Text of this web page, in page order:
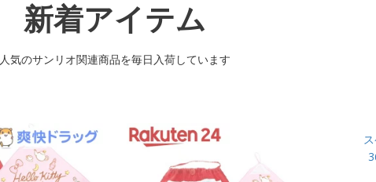
新着アイテム
人気のサンリオ関連商品を毎日入荷しています